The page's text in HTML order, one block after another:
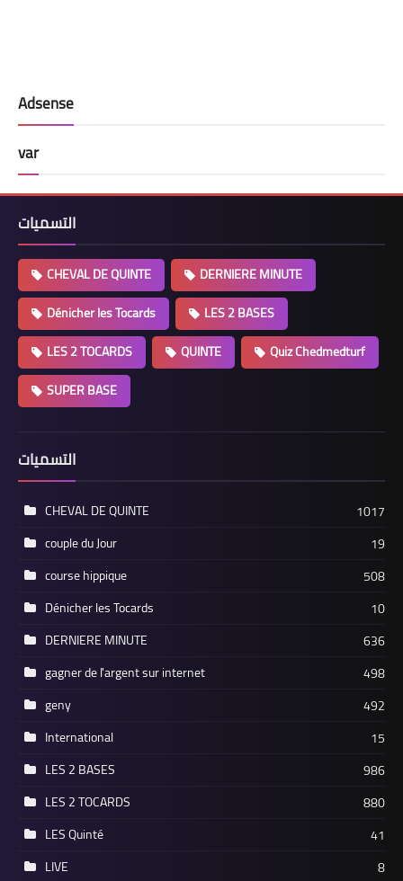
Adsense
var
التسميات
CHEVAL DE QUINTE
DERNIERE MINUTE
Dénicher les Tocards
LES 2 BASES
LES 2 TOCARDS
QUINTE
Quiz Chedmedturf
SUPER BASE
التسميات
CHEVAL DE QUINTE
1017
couple du Jour
19
course hippique
508
Dénicher les Tocards
10
DERNIERE MINUTE
636
gagner de l'argent sur internet
498
geny
492
International
15
LES 2 BASES
986
LES 2 TOCARDS
880
LES Quinté
41
LIVE
8